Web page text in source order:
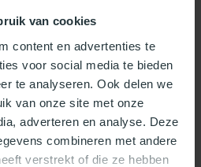
van cookies
content en advertenties te
voor social media te bieden
te analyseren. Ook delen we
van onze site met onze
adverteren en analyse. Deze
combineren met andere
verstrekt of die ze hebben